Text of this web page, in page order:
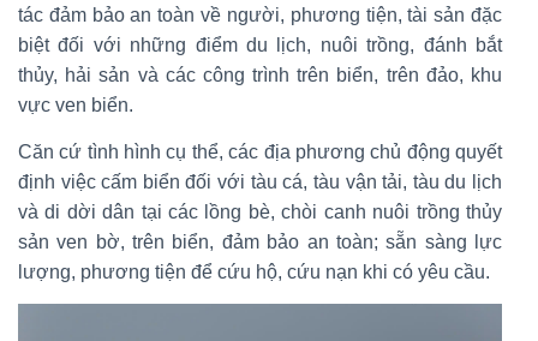
tác đảm bảo an toàn về người, phương tiện, tài sản đặc
biệt đối với những điểm du lịch, nuôi trồng, đánh bắt
thủy, hải sản và các công trình trên biển, trên đảo, khu
vực ven biển.
Căn cứ tình hình cụ thể, các địa phương chủ động quyết
định việc cấm biển đối với tàu cá, tàu vận tải, tàu du lịch
và di dời dân tại các lồng bè, chòi canh nuôi trồng thủy
sản ven bờ, trên biển, đảm bảo an toàn; sẵn sàng lực
lượng, phương tiện để cứu hộ, cứu nạn khi có yêu cầu.